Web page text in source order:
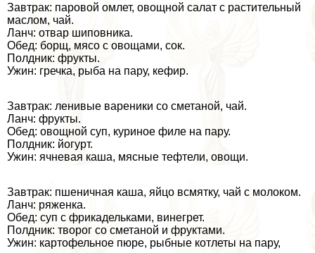
Завтpaк: паровой омлет, овощной салат с растительный
маслом, чай.
Ланч: отвар шиповника.
Обед: борщ, мясо с овощами, сок.
Полдник: фрукты.
Ужин: гречка, рыба на пару, кефир.
Завтpaк: ленивые вареники со сметаной, чай.
Ланч: фрукты.
Обед: овощной суп, куриное филе на пару.
Полдник: йогурт.
Ужин: ячневая каша, мясные тефтели, овощи.
Завтpaк: пшеничная каша, яйцо всмятку, чай с молоком.
Ланч: ряженка.
Обед: суп с фрикадельками, винегрет.
Полдник: творог со сметаной и фруктами.
Ужин: картофельное пюре, рыбные котлеты на пару,